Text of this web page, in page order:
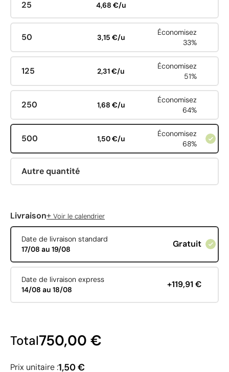
25 4,68 €/u
50 3,15 €/u
Économisez
33%
125 2,31 €/u
Économisez
51%
250 1,68 €/u
Économisez
64%
500 1,50 €/u
Économisez
68%
Autre quantité
Livraison+ Voir le calendrier
Date de livraison standard
17/08 au 19/08
Gratuit
Date de livraison express
14/08 au 18/08
+119,91 €
Total750,00 €
Prix unitaire :1,50 €